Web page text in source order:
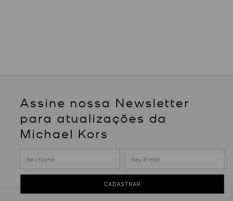
Assine nossa Newsletter
para atualizações da
Michael Kors
CADASTRAR